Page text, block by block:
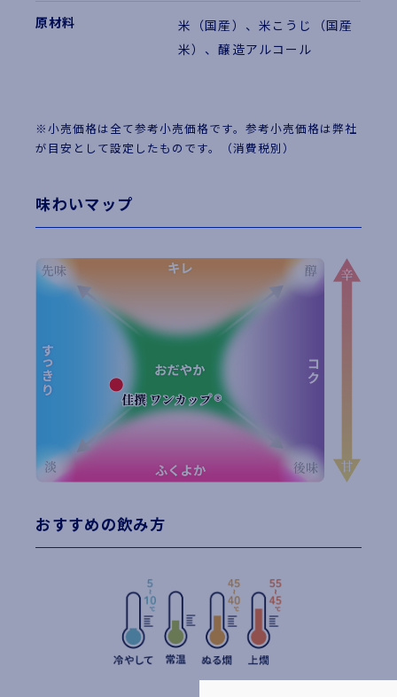
米（国産）、米こうじ（国産
米）、醸造アルコール
※小売価格は全て参考小売価格です。参考小売価格は弊社
が目安として設定したものです。（消費税別）
味わいマップ
おすすめの飲み方